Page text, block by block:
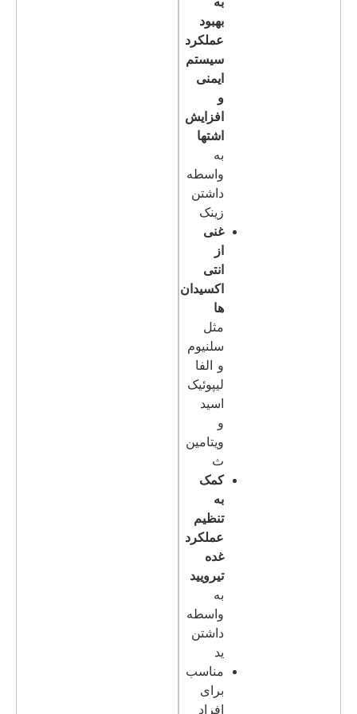
بهبود
عملکرد
سیستم
ایمنی
و
افزایش
اشتها
به
واسطه
داشتن
زینک
غنی
از
انتی
اکسیدان
ها
مثل
سلنیوم
و الفا
لیپوئیک
اسید
و
ویتامین
ث
کمک
به
تنظیم
عملکرد
غده
تیرویید
به
واسطه
داشتن
ید
مناسب
برای
افراد